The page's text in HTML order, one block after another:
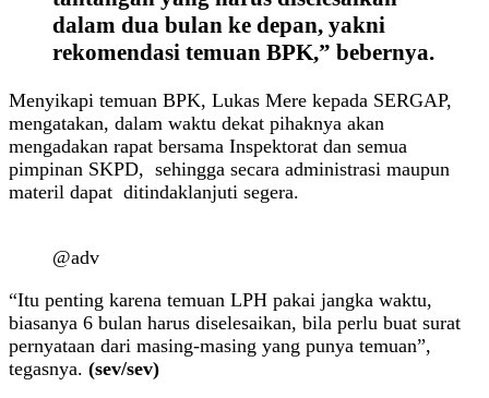
dalam dua bulan ke depan, yakni
rekomendasi temuan BPK,” bebernya.
Menyikapi temuan BPK, Lukas Mere kepada SERGAP,
mengatakan, dalam waktu dekat pihaknya akan
mengadakan rapat bersama Inspektorat dan semua
pimpinan SKPD, sehingga secara administrasi maupun
materil dapat ditindaklanjuti segera.
@adv
“Itu penting karena temuan LPH pakai jangka waktu,
biasanya 6 bulan harus diselesaikan, bila perlu buat surat
pernyataan dari masing-masing yang punya temuan”,
tegasnya. (sev/sev)